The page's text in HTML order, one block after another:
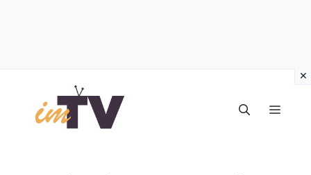
contenuto